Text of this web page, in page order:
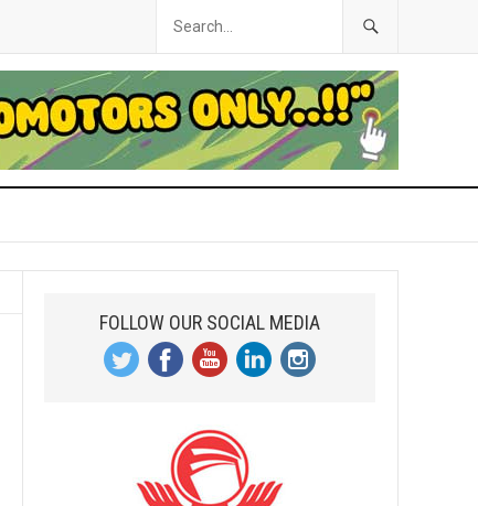
FOLLOW OUR SOCIAL MEDIA